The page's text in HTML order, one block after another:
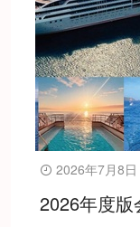
2026年7月8日
2026年度版